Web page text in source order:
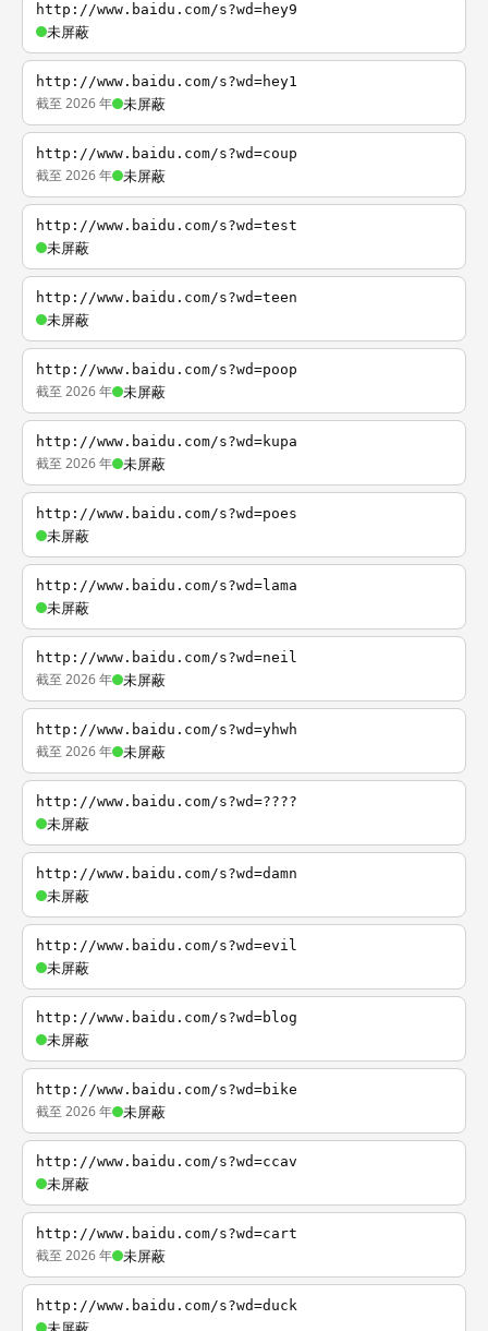
http://www.baidu.com/s?wd=hey9
未屏蔽
http://www.baidu.com/s?wd=hey1
截至 2026 年 未屏蔽
http://www.baidu.com/s?wd=coup
截至 2026 年 未屏蔽
http://www.baidu.com/s?wd=test
未屏蔽
http://www.baidu.com/s?wd=teen
未屏蔽
http://www.baidu.com/s?wd=poop
截至 2026 年 未屏蔽
http://www.baidu.com/s?wd=kupa
截至 2026 年 未屏蔽
http://www.baidu.com/s?wd=poes
未屏蔽
http://www.baidu.com/s?wd=lama
未屏蔽
http://www.baidu.com/s?wd=neil
截至 2026 年 未屏蔽
http://www.baidu.com/s?wd=yhwh
截至 2026 年 未屏蔽
http://www.baidu.com/s?wd=????
未屏蔽
http://www.baidu.com/s?wd=damn
未屏蔽
http://www.baidu.com/s?wd=evil
未屏蔽
http://www.baidu.com/s?wd=blog
未屏蔽
http://www.baidu.com/s?wd=bike
截至 2026 年 未屏蔽
http://www.baidu.com/s?wd=ccav
未屏蔽
http://www.baidu.com/s?wd=cart
截至 2026 年 未屏蔽
http://www.baidu.com/s?wd=duck